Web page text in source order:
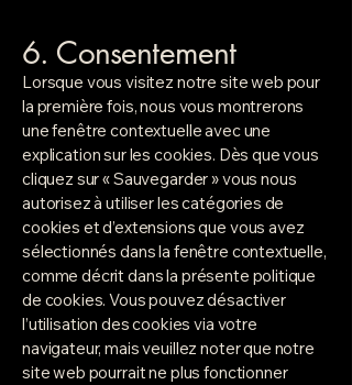
6. Consentement
Lorsque vous visitez notre site web pour
la première fois, nous vous montrerons
une fenêtre contextuelle avec une
explication sur les cookies. Dès que vous
cliquez sur « Sauvegarder » vous nous
autorisez à utiliser les catégories de
cookies et d’extensions que vous avez
sélectionnés dans la fenêtre contextuelle,
comme décrit dans la présente politique
de cookies. Vous pouvez désactiver
l’utilisation des cookies via votre
navigateur, mais veuillez noter que notre
site web pourrait ne plus fonctionner